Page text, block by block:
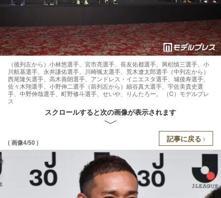
（後列左から）小林悠選手、宮市亮選手、長友佑都選手、興梠慎三選手、小
川航基選手、永井謙佑選手、川崎颯太選手、荒木遼太郎選手（中列左から）
西尾隆矢選手、高木善朗選手、アンドレス・イニエスタ選手、城後寿選手、
佐々木翔選手、小野伸二選手（前列左から）細谷真大選手、宇佐美貴史選
手、中野伸哉選手、町野修斗選手、せいや、りんたろー。 （C）モデルプレ
ス
スクロールすると次の画像が表示されます
( 画像4/50 ) 記事に戻る